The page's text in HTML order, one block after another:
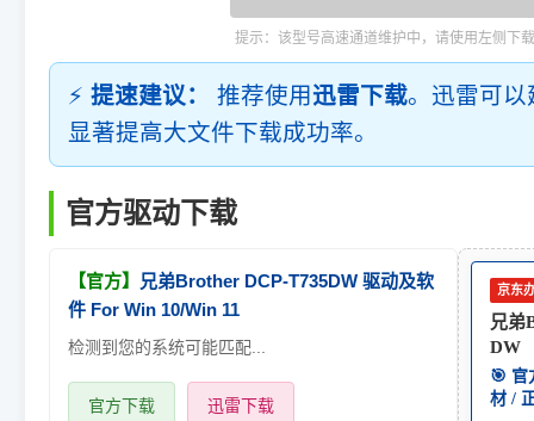
提示：该型号高速通道维护中，请使用左侧下载
⚡ 提速建议： 推荐使用迅雷下载。迅雷可
显著提高大文件下载成功率。
官方驱动下载
【官方】
兄弟Brother DCP-T735DW 驱动及软
件 For Win 10/Win 11
检测到您的系统可能匹配...
官方下载 迅雷下载
京东
兄弟
DW
🎯 官
材 /